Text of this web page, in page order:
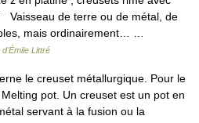
Vaisseau de terre ou de métal, de
mais ordinairement… …
Littré
le creuset métallurgique. Pour le
pot. Un creuset est un pot en
servant à la fusion ou la